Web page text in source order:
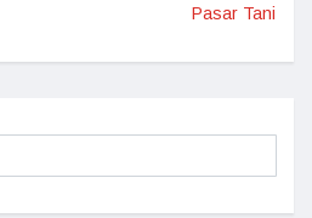
Pasar Tani